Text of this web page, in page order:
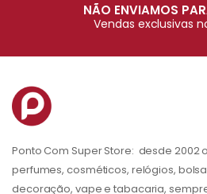
NÃO ENVIAMOS
Vendas exclusivas
Ponto Com Super Store: desde 2002
perfumes, cosméticos, relógios,
decoração, vape e tabacaria,